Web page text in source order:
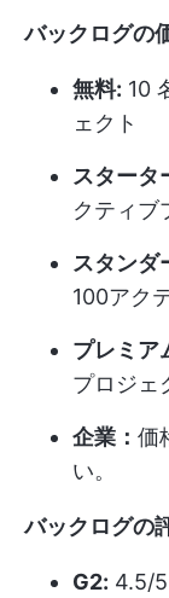
バックログの
無料: 10
ェクト
スタータ
クティブ
スタンダ
100アク
プレミア
プロジェ
企業： 価
い。
バックログの
G2: 4.5/